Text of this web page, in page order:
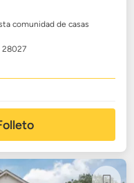
comunidad de casas
28027